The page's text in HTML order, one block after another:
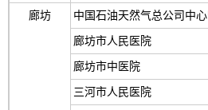
廊坊
中国石油天然气总公司中
廊坊市人民医院
廊坊市中医院
三河市人民医院